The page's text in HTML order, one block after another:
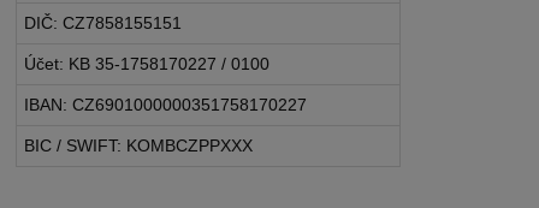
DIČ: CZ7858155151
Účet: KB 35-1758170227 / 0100
IBAN: CZ6901000000351758170227
BIC / SWIFT: KOMBCZPPXXX